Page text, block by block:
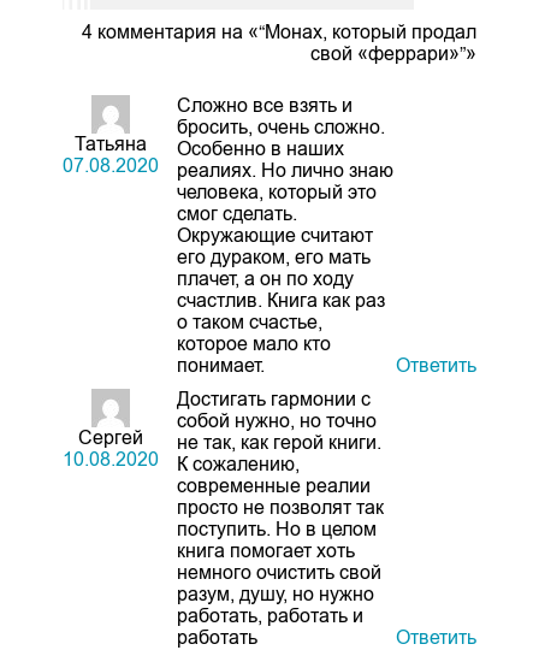
4 комментария на «“Монах, который продал
свой «феррари»”»
Татьяна
07.08.2020
Сложно все взять и
бросить, очень сложно.
Особенно в наших
реалиях. Но лично знаю
человека, который это
смог сделать.
Окружающие считают
его дураком, его мать
плачет, а он по ходу
счастлив. Книга как раз
о таком счастье,
которое мало кто
понимает.
Ответить
Сергей
10.08.2020
Достигать гармонии с
собой нужно, но точно
не так, как герой книги.
К сожалению,
современные реалии
просто не позволят так
поступить. Но в целом
книга помогает хоть
немного очистить свой
разум, душу, но нужно
работать, работать и
работать
Ответить